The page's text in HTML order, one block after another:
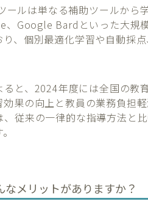
ールは単なる補助ツールから
、Google Bardといった大規
、個別最適化学習や自動採
と、2024年度には全国の教
果の向上と教員の業務負担
従来の一律的な指導方法と
メリットがありますか？